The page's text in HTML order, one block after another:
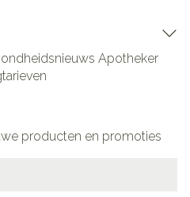
Apotheker
producten en promoties